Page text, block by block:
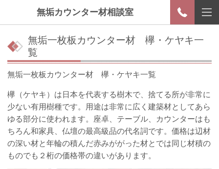
無垢カウンター材相談室
無垢一枚板カウンター材 欅・ケヤキ一
覧
無垢一枚板カウンター材 欅・ケヤキ一覧
欅（ケヤキ）は日本を代表する樹木で、捨てる所が非常に
少ない有用樹種です。用途は非常に広く建築材としてあら
ゆる部分に使われます。座卓、テーブル、カウンターはも
ちろん和家具、仏壇の最高級品の代名詞です。価格は辺材
の深い材と年輪の積んだ赤みががった材とでは同じ材積の
ものでも２桁の価格帯の違いがあります。